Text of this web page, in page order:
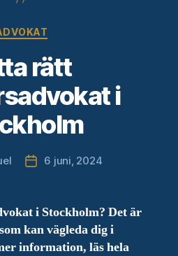
Kategorier
rätt
i
Inläggsdatum
6 juni, 2024
i Stockholm? Det är
kan vägleda dig i
information, läs hela